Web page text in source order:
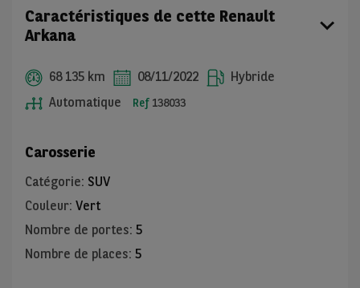
Caractéristiques de cette Renault
Arkana
68 135 km 08/11/2022
Hybride
Automatique
Ref 138033
Carosserie
Catégorie: SUV
Couleur: Vert
Nombre de portes: 5
Nombre de places: 5